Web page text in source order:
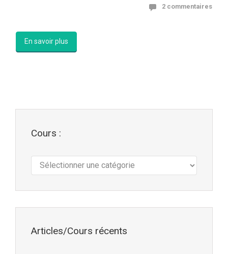
2 commentaires
En savoir plus
Cours :
Articles/Cours récents